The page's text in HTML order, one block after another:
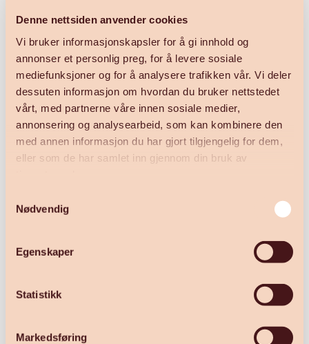
Denne nettsiden anvender cookies
Vi bruker informasjonskapsler for å gi innhold og
annonser et personlig preg, for å levere sosiale
mediefunksjoner og for å analysere trafikken vår. Vi deler
dessuten informasjon om hvordan du bruker nettstedet
vårt, med partnerne våre innen sosiale medier,
annonsering og analysearbeid, som kan kombinere den
med annen informasjon du har gjort tilgjengelig for dem,
eller som de har samlet inn gjennom din bruk av
Nødvendig
Egenskaper
Statistikk
Markedsføring
Frist for påmelding er kl. 21.00 29. desember.